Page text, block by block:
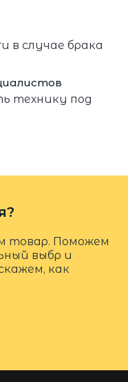
в случае брака
технику под
товар. Поможем
выбр и
как